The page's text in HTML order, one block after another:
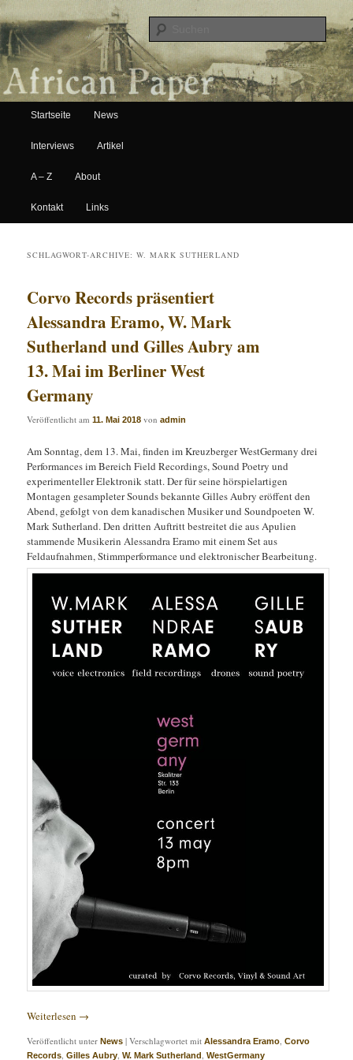
African Paper
Hauptmenü
Zum Inhalt wechseln
Zum sekundären Inhalt wechseln
Startseite News
Interviews Artikel
A – Z About
Kontakt Links
SCHLAGWORT-ARCHIVE:W. MARK SUTHERLAND
Corvo Records präsentiert
Alessandra Eramo, W. Mark
Sutherland und Gilles Aubry am
13. Mai im Berliner West
Germany
Veröffentlicht am11. Mai 2018 vonadmin
Am Sonntag, dem 13. Mai, finden im Kreuzberger WestGermany drei
Performances im Bereich Field Recordings, Sound Poetry und
experimenteller Elektronik statt. Der für seine hörspielartigen
Montagen gesampleter Sounds bekannte Gilles Aubry eröffent den
Abend, gefolgt von dem kanadischen Musiker und Soundpoeten W.
Mark Sutherland. Den dritten Auftritt bestreitet die aus Apulien
stammende Musikerin Alessandra Eramo mit einem Set aus
Feldaufnahmen, Stimmperformance und elektronischer Bearbeitung.
Weiterlesen →
Veröffentlicht unter News |Verschlagwortet mit Alessandra Eramo ,Corvo
Records ,Gilles Aubry ,W. Mark Sutherland ,WestGermany